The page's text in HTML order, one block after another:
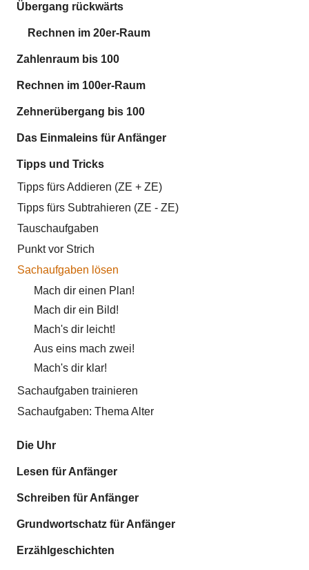
Übergang rückwärts
Rechnen im 20er-Raum
Zahlenraum bis 100
Rechnen im 100er-Raum
Zehnerübergang bis 100
Das Einmaleins für Anfänger
Tipps und Tricks
Tipps fürs Addieren (ZE + ZE)
Tipps fürs Subtrahieren (ZE - ZE)
Tauschaufgaben
Punkt vor Strich
Sachaufgaben lösen
Mach dir einen Plan!
Mach dir ein Bild!
Mach's dir leicht!
Aus eins mach zwei!
Mach's dir klar!
Sachaufgaben trainieren
Sachaufgaben: Thema Alter
Die Uhr
Lesen für Anfänger
Schreiben für Anfänger
Grundwortschatz für Anfänger
Erzählgeschichten